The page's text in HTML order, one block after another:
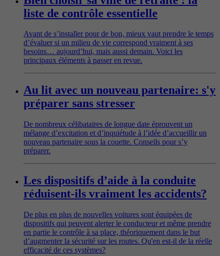
liste de contrôle essentielle
Avant de s’installer pour de bon, mieux vaut prendre le temps
d’évaluer si un milieu de vie correspond vraiment à ses
besoins… aujourd’hui, mais aussi demain. Voici les
principaux éléments à passer en revue.
Au lit avec un nouveau partenaire: s'y
préparer sans stresser
De nombreux célibataires de longue date éprouvent un
mélange d’excitation et d’inquiétude à l’idée d’accueillir un
nouveau partenaire sous la couette. Conseils pour s’y
préparer.
Les dispositifs d’aide à la conduite
réduisent-ils vraiment les accidents?
De plus en plus de nouvelles voitures sont équipées de
dispositifs qui peuvent alerter le conducteur et même prendre
en partie le contrôle à sa place, théoriquement dans le but
d’augmenter la sécurité sur les routes. Qu'en est-il de la réelle
efficacité de ces systèmes?